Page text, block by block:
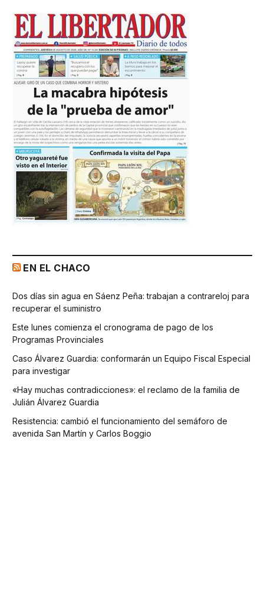
EN EL CHACO
Dos días sin agua en Sáenz Peña: trabajan a contrareloj para
recuperar el suministro
Este lunes comienza el cronograma de pago de los
Programas Provinciales
Caso Álvarez Guardia: conformarán un Equipo Fiscal Especial
para investigar
«Hay muchas contradicciones»: el reclamo de la familia de
Julián Álvarez Guardia
Resistencia: cambió el funcionamiento del semáforo de
avenida San Martín y Carlos Boggio